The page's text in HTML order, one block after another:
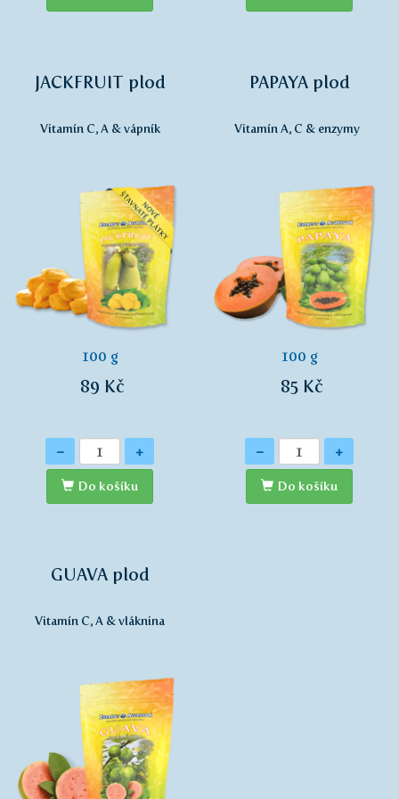
JACKFRUIT plod
Vitamín C, A & vápník
100 g
89 Kč
Množství
- +
Do košíku
PAPAYA plod
Vitamín A, C & enzymy
100 g
85 Kč
Množství
- +
Do košíku
GUAVA plod
Vitamín C, A & vláknina